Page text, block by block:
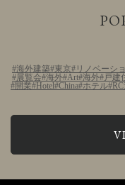
海外建築 東京 リノベーシ
展覧会 海外 Art 海外 戸建
開業
Hotel China ホテル